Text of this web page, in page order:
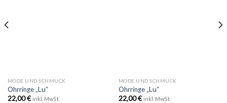
MODE UND SCHMUCK
Ohrringe „Lu“
22,00€ inkl. MwSt
MODE UND SCHMUCK
Ohrringe „Lu“
22,00€ inkl. MwSt